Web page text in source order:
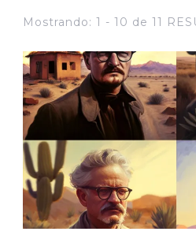
Mostrando: 1 - 10 de 11